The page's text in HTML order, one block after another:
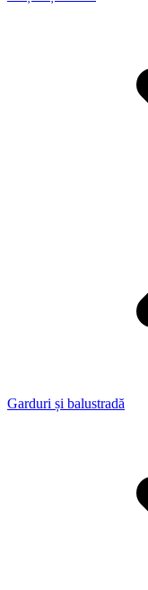
Garduri și balustradă